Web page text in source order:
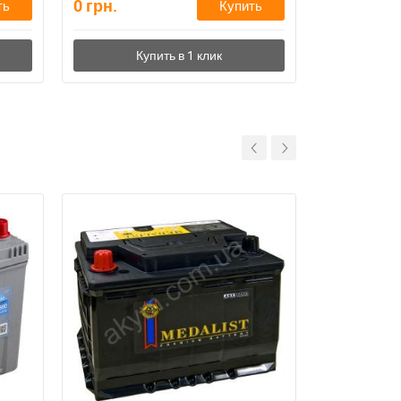
0 грн. Купить